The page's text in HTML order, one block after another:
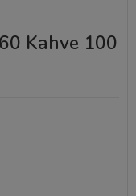
Kahve 100